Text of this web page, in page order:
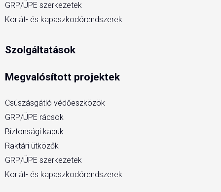
GRP/ÜPE szerkezetek
Korlát- és kapaszkodórendszerek
Szolgáltatások
Megvalósított projektek
Csúszásgátló védőeszközök
GRP/ÜPE rácsok
Biztonsági kapuk
Raktári ütközők
GRP/ÜPE szerkezetek
Korlát- és kapaszkodórendszerek